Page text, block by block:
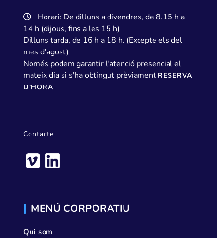
Horari: De dilluns a divendres, de 8.15 h a
14 h (dijous, fins a les 15 h)
Dilluns tarda, de 16 h a 18 h. (Excepte els del
mes d'agost)
Només podem garantir l'atenció presencial el
mateix dia si s'ha obtingut prèviament RESERVA
D'HORA
Contacte
MENÚ CORPORATIU
Qui som